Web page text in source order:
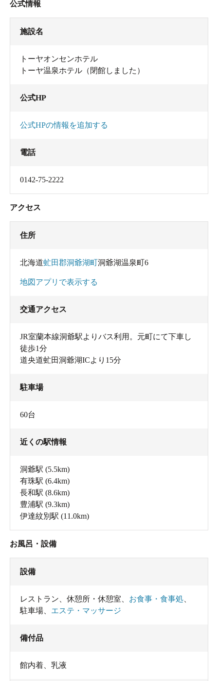
公式情報
施設名
トーヤオンセンホテル
トーヤ温泉ホテル（閉館しました）
公式HP
公式HPの情報を追加する
電話
0142-75-2222
アクセス
住所
北海道虻田郡洞爺湖町洞爺湖温泉町6
地図アプリで表示する
交通アクセス
JR室蘭本線洞爺駅よりバス利用。元町にて下車し
徒歩1分
道央道虻田洞爺湖ICより15分
駐車場
60台
近くの駅情報
洞爺駅 (5.5km)
有珠駅 (6.4km)
長和駅 (8.6km)
豊浦駅 (9.3km)
伊達紋別駅 (11.0km)
お風呂・設備
設備
レストラン 休憩所・休憩室 お食事・食事処
駐車場
エステ・マッサージ
備付品
館内着 乳液